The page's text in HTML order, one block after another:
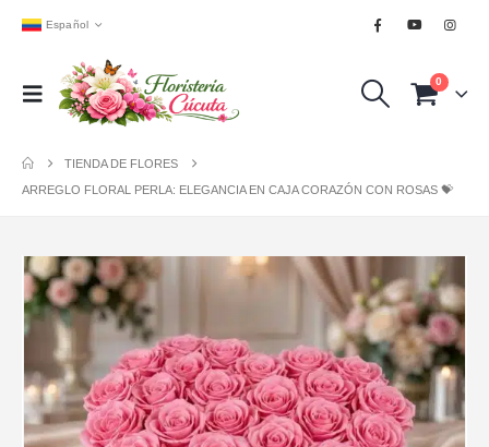
Español
0
TIENDA DE FLORES
ARREGLO FLORAL PERLA: ELEGANCIA EN CAJA CORAZÓN CON ROSAS 💝